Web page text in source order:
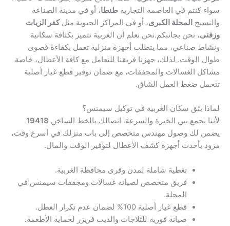
سواء كنتم في العاصمة التجارية طنطا، أو في مدينة الصناعة
والنسيج المحلة الكبرى، أو في المراكز الحيوية مثلكفر الزيات
وزفتى، نحن بجانبكم.نحن نعلم أن الغربية تتميز بكثافة سكانية
ونشاط صناعي، مما يتطلب أجهزة منزلية تعمل بكفاءة قصوى
طوال الوقت. لذلك، جهزنا فريقنا للتعامل مع كافة الأعطال، خاصة
مشاكل الغسالات والمجففات، مع ضمان توفير قطع غيار أصلية
تتحمل ضغط العمل الشاق.
لماذا يثق سكان الغربية في توكيل سيمنس؟
لأننا نجمع بين الخبرة والسرعة. اتصالك بالخط الساخن 19418
يضمن لك وصول مهندس متخصص إلى باب منزلك في أسرع وقت،
مزود بأحدث أجهزة كشف الأعطال لتوفير الوقت والمال.
تغطية شاملة لمدن وقرى محافظة الغربية.
فريق متخصص لصيانة غسالات ومجففات سيمنس في
المحلة.
قطع غيار أصلية 100% لضمان عدم تكرار العطل.
صيانة فورية للثلاجات والديب فريزر لحماية الأطعمة.